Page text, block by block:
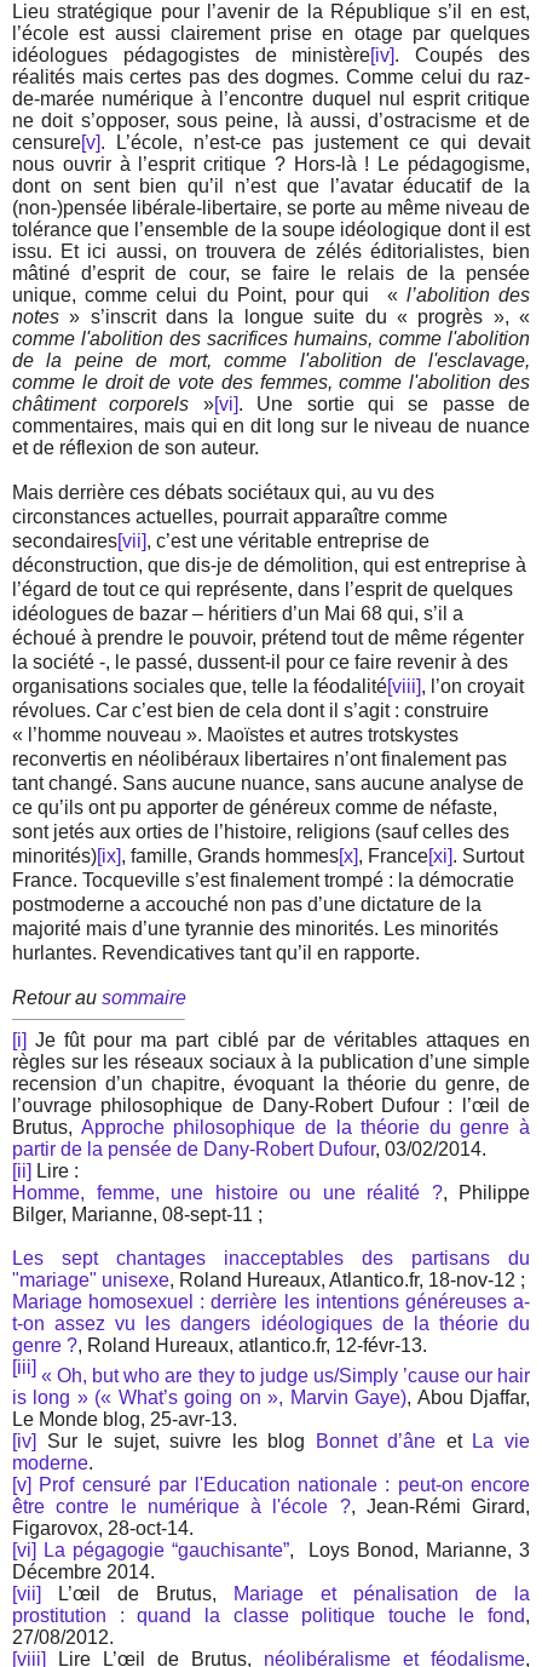
Lieu stratégique pour l’avenir de la République s’il en est,
l’école est aussi clairement prise en otage par quelques
idéologues pédagogistes de ministère[iv]. Coupés des
réalités mais certes pas des dogmes. Comme celui du raz-
de-marée numérique à l’encontre duquel nul esprit critique
ne doit s’opposer, sous peine, là aussi, d’ostracisme et de
censure[v]. L’école, n’est-ce pas justement ce qui devait
nous ouvrir à l’esprit critique ? Hors-là ! Le pédagogisme,
dont on sent bien qu’il n’est que l’avatar éducatif de la
(non-)pensée libérale-libertaire, se porte au même niveau de
tolérance que l’ensemble de la soupe idéologique dont il est
issu. Et ici aussi, on trouvera de zélés éditorialistes, bien
mâtiné d’esprit de cour, se faire le relais de la pensée
unique, comme celui du Point, pour qui « l’abolition des
notes » s’inscrit dans la longue suite du « progrès », «
comme l'abolition des sacrifices humains, comme l'abolition
de la peine de mort, comme l'abolition de l'esclavage,
comme le droit de vote des femmes, comme l'abolition des
châtiment corporels »[vi]. Une sortie qui se passe de
commentaires, mais qui en dit long sur le niveau de nuance
et de réflexion de son auteur.
Mais derrière ces débats sociétaux qui, au vu des
circonstances actuelles, pourrait apparaître comme
secondaires[vii], c’est une véritable entreprise de
déconstruction, que dis-je de démolition, qui est entreprise à
l’égard de tout ce qui représente, dans l’esprit de quelques
idéologues de bazar – héritiers d’un Mai 68 qui, s’il a
échoué à prendre le pouvoir, prétend tout de même régenter
la société -, le passé, dussent-il pour ce faire revenir à des
organisations sociales que, telle la féodalité[viii], l’on croyait
révolues. Car c’est bien de cela dont il s’agit : construire
« l’homme nouveau ». Maoïstes et autres trotskystes
reconvertis en néolibéraux libertaires n’ont finalement pas
tant changé. Sans aucune nuance, sans aucune analyse de
ce qu’ils ont pu apporter de généreux comme de néfaste,
sont jetés aux orties de l’histoire, religions (sauf celles des
minorités)[ix], famille, Grands hommes[x], France[xi]. Surtout
France. Tocqueville s’est finalement trompé : la démocratie
postmoderne a accouché non pas d’une dictature de la
majorité mais d’une tyrannie des minorités. Les minorités
hurlantes. Revendicatives tant qu’il en rapporte.
Retour au sommaire
[i] Je fût pour ma part ciblé par de véritables attaques en
règles sur les réseaux sociaux à la publication d’une simple
recension d’un chapitre, évoquant la théorie du genre, de
l’ouvrage philosophique de Dany-Robert Dufour : l’œil de
Brutus, Approche philosophique de la théorie du genre à
partir de la pensée de Dany-Robert Dufour, 03/02/2014.
[ii] Lire :
Homme, femme, une histoire ou une réalité ?, Philippe
Bilger, Marianne, 08-sept-11 ;
Les sept chantages inacceptables des partisans du
"mariage" unisexe, Roland Hureaux, Atlantico.fr, 18-nov-12 ;
Mariage homosexuel : derrière les intentions généreuses a-
t-on assez vu les dangers idéologiques de la théorie du
genre ?, Roland Hureaux, atlantico.fr, 12-févr-13.
[iii] « Oh, but who are they to judge us/Simply ’cause our hair
is long » (« What’s going on », Marvin Gaye), Abou Djaffar,
Le Monde blog, 25-avr-13.
[iv]
Sur le sujet, suivre les blog Bonnet d’âne et La vie
moderne.
[v] Prof censuré par l'Education nationale : peut-on encore
être contre le numérique à l'école ?, Jean-Rémi Girard,
Figarovox, 28-oct-14.
[vi]
La pégagogie “gauchisante”, Loys Bonod, Marianne, 3
Décembre 2014.
[vii]
L’œil de Brutus,
Mariage et pénalisation de la
prostitution : quand la classe politique touche le fond,
27/08/2012.
[viii]
Lire L’œil de Brutus, néolibéralisme et féodalisme,